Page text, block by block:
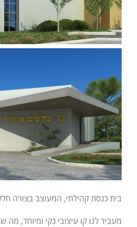
בית כנסת קהילתי, המעוצב בצורה
מעביר לנו קו עיצובי נקי ומיוחד, מה